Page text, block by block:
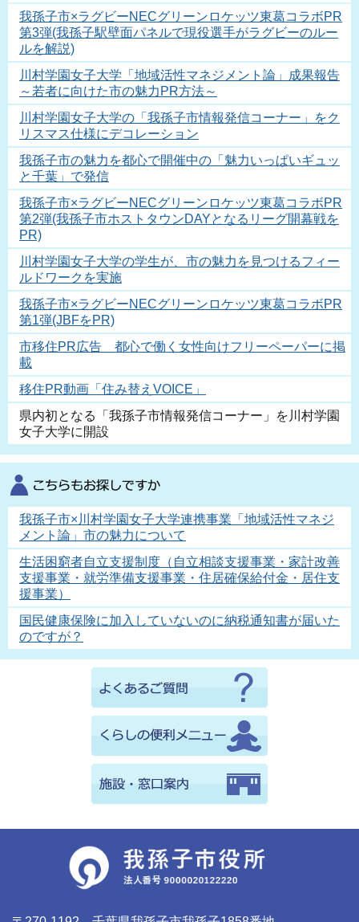
我孫子市×ラグビーNECグリーンロケッツ東葛コラボPR
第3弾(我孫子駅壁面パネルで現役選手がラグビーのルー
ルを解説)
川村学園女子大学「地域活性マネジメント論」成果報告
～若者に向けた市の魅力PR方法～
川村学園女子大学の「我孫子市情報発信コーナー」をク
リスマス仕様にデコレーション
我孫子市の魅力を都心で開催中の「魅力いっぱいギュッ
と千葉」で発信
我孫子市×ラグビーNECグリーンロケッツ東葛コラボPR
第2弾(我孫子市ホストタウンDAYとなるリーグ開幕戦を
PR)
川村学園女子大学の学生が、市の魅力を見つけるフィー
ルドワークを実施
我孫子市×ラグビーNECグリーンロケッツ東葛コラボPR
第1弾(JBFをPR)
市移住PR広告 都心で働く女性向けフリーペーパーに掲
載
移住PR動画「住み替えVOICE」
県内初となる「我孫子市情報発信コーナー」を川村学園
女子大学に開設
我孫子市×川村学園女子大学連携事業「地域活性マネジ
メント論」市の魅力について
生活困窮者自立支援制度（自立相談支援事業・家計改善
支援事業・就労準備支援事業・住居確保給付金・居住支
援事業）
国民健康保険に加入していないのに納税通知書が届いた
のですが？